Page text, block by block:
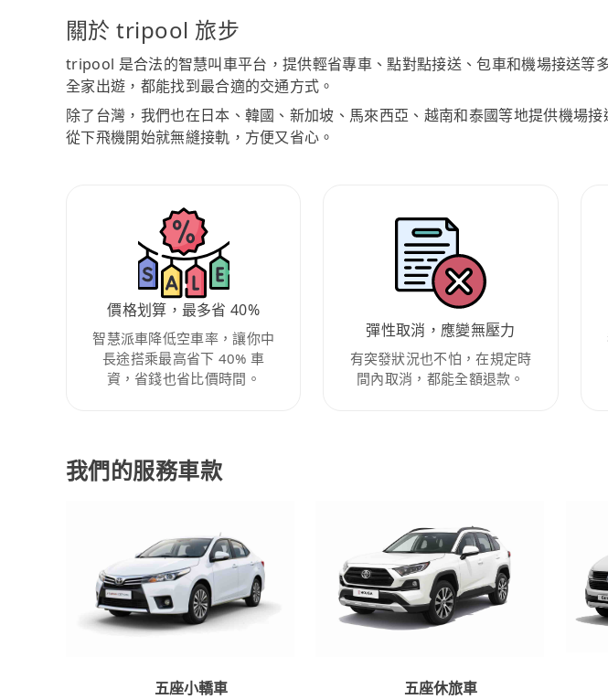
關於 tripool 旅步
tripool 是合法的智慧叫車平台，提供輕省專車、點對點接送、包車和機場接送等
全家出遊，都能找到最合適的交通方式。
除了台灣，我們也在日本、韓國、新加坡、馬來西亞、越南和泰國等地提供機場
從下飛機開始就無縫接軌，方便又省心。
價格划算，最多省 40%
智慧派車降低空車率，讓你中
長途搭乘最高省下 40% 車
資，省錢也省比價時間。
彈性取消，應變無壓力
有突發狀況也不怕，在規定時
間內取消，都能全額退款。
我們的服務車款
五座小轎車
五座休旅車